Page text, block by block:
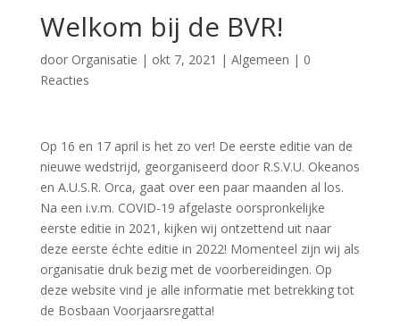
Welkom bij de BVR!
door Organisatie | okt 7, 2021 | Algemeen | 0
Reacties
Op 16 en 17 april is het zo ver! De eerste editie van de
nieuwe wedstrijd, georganiseerd door R.S.V.U. Okeanos
en A.U.S.R. Orca, gaat over een paar maanden al los.
Na een i.v.m. COVID-19 afgelaste oorspronkelijke
eerste editie in 2021, kijken wij ontzettend uit naar
deze eerste échte editie in 2022! Momenteel zijn wij als
organisatie druk bezig met de voorbereidingen. Op
deze website vind je alle informatie met betrekking tot
de Bosbaan Voorjaarsregatta!